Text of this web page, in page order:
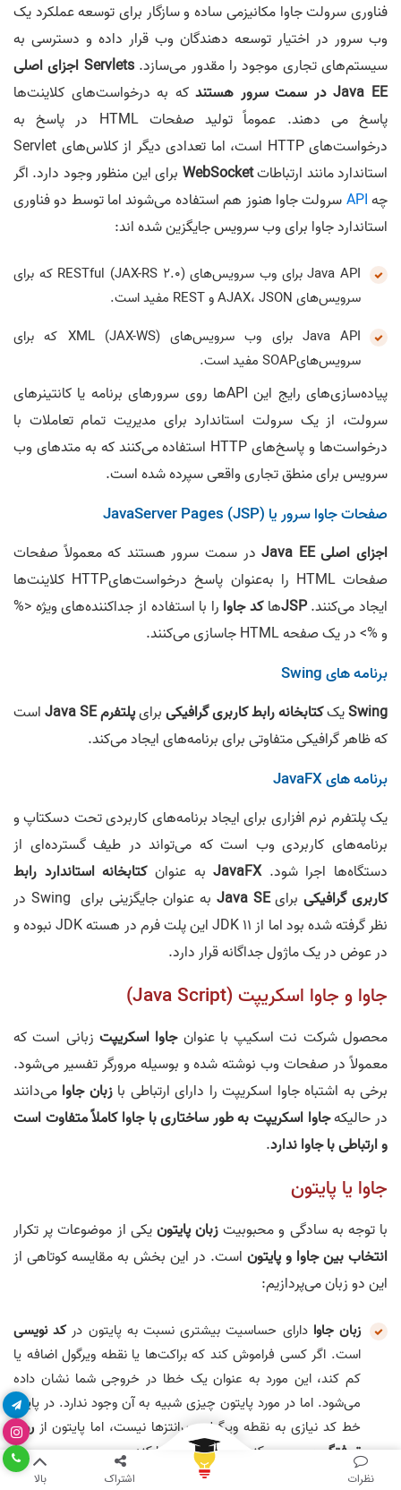
نظرات اشتراک بالا
فناوری سرولت جاوا مکانیزمی ساده و سازگار برای توسعه عملکرد یک
وب سرور در اختیار توسعه دهندگان وب قرار داده و دسترسی به
سیستم‌های تجاری موجود را مقدور می‌سازد.
Servlets اجزای اصلی
Java EE در سمت سرور هستند
که به درخواست‌های کلاینت‌ها
پاسخ می دهند. عموماً تولید صفحات HTML در پاسخ به
درخواست‌های HTTP است، اما تعدادی دیگر از کلاس‌های Servlet
استاندارد مانند ارتباطاتWebSocket برای این منظور وجود دارد. اگر
چهAPIسرولت جاوا هنوز هم استفاده می‌شوند اما توسط دو فناوری
استاندارد جاوا برای وب سرویس جایگزین شده اند:
Java API برای وب سرویس‌های RESTful (JAX-RS 2.0) که برای
سرویس‌های AJAX، JSON و REST مفید است.
Java API برای وب سرویس‌های XML (JAX-WS) که برای
سرویس‌هایSOAP مفید است.
پیاده‌سازی‌های رایج این APIها روی سرورهای برنامه یا کانتینر‌های
سرولت، از یک سرولت استاندارد برای مدیریت تمام تعاملات با
درخواست‌ها و پاسخ‌های HTTP استفاده می‌کنند که به متدهای وب
سرویس برای منطق تجاری واقعی سپرده شده است.
صفحات جاوا سرور یا JavaServer Pages (JSP)
اجزای اصلی Java EE
در سمت سرور هستند که معمولاً صفحات
صفحات HTML را به‌عنوان پاسخ درخواست‌هایHTTP کلاینت‌ها
ایجاد می‌کنند.JSP‌هاکد جاوا را با استفاده از جداکننده‌های ویژه <%
و %> در یک صفحه HTML جاسازی می‌کنند.
برنامه های Swing
Swingیککتابخانه رابط کاربری گرافیکیبرایپلتفرم Java SE
است
که ظاهر گرافیکی متفاوتی برای برنامه‌های ایجاد می‌کند.
برنامه های JavaFX
یک پلتفرم نرم افزاری برای ایجاد برنامه‌های کاربردی تحت دسکتاپ و
برنامه‌های کاربردی وب است که می‌تواند در طیف گسترده‌ای از
دستگاه‌ها اجرا شود.JavaFXبه عنوانکتابخانه استاندارد رابط
کاربری گرافیکیبرایJava SE
به‌ عنوان جایگزینی برای Swing در
نظر گرفته شده بود اما از JDK 11 این پلت فرم در هسته JDK نبوده و
در عوض در یک ماژول جداگانه قرار دارد.
جاوا و جاوا اسکریپت (Java Script)
محصول شرکت نت اسکیپ با عنوانجاوا اسکریپت زبانی است که
معمولاً در صفحات وب نوشته شده و بوسیله مرورگر تفسیر می‌شود.
برخی به اشتباه جاوا اسکریپت را دارای ارتباطی بازبان جاوا می‌دانند
در حالیکهجاوا اسکریپت به طور ساختاری با جاوا کاملاً متفاوت است
و ارتباطی با جاوا ندارد.
جاوا یا پایتون
با توجه به سادگی و محبوبیتزبان پایتونیکی از موضوعات پر تکرار
انتخاب بین جاوا و پایتون است. در این بخش به مقایسه کوتاهی از
این دو زبان می‌پردازیم:
زبان جاوا دارای حساسیت بیشتری نسبت به پایتون درکد نویسی
است. اگر کسی فراموش کند که براکت‌ها یا نقطه ویرگول اضافه یا
کم کند، این مورد به عنوان یک خطا در خروجی شما نشان داده
می‌شود. اما در مورد پایتون چیزی شبیه به آن وجود ندارد. در پایان
خط کد نیازی به نقطه ویرگول و پرانتزها نیست، اما پایتون از روند
تورفتگی پیروی
می‌کند تا کد شما را خوانا کند.